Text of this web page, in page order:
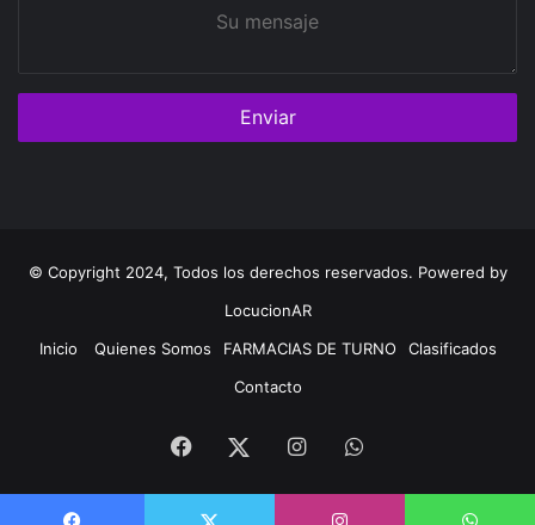
© Copyright 2024, Todos los derechos reservados. Powered by
LocucionAR
Inicio
Quienes Somos FARMACIAS DE TURNO
Clasificados
Contacto
Facebook
TwitterInstagramWhatsapp